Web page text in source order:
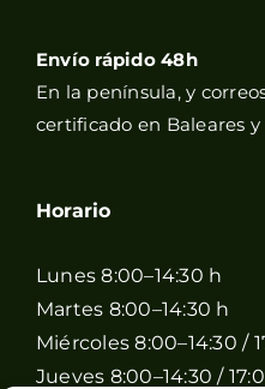
Envío rápido 48h
En la península, y
certificado en Baleares y
Horario
Lunes 8:00–14:30 h
Martes 8:00–14:30 h
Miércoles 8:00–14:30 /
Jueves 8:00–14:30 /